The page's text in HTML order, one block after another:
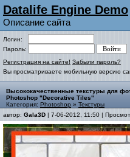
Datalife Engine Demo
Описание сайта
Логин:
Пароль:
Регистрация на сайте! Забыли пароль?
Вы просматриваете мобильную версию
Высококачественные текстуры для
Photoshop "Decorative Tiles"
Категория: Photoshop » Текстуры
автор: Gala3D | 7-06-2012, 11:50 |